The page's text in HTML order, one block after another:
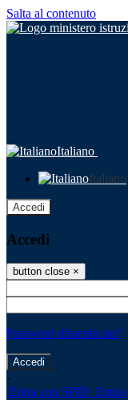
Salta al contenuto
Italiano
Italiano
Accedi
Accedi
button close ×
Password dimenticata?
-
Entra con SPID Entra